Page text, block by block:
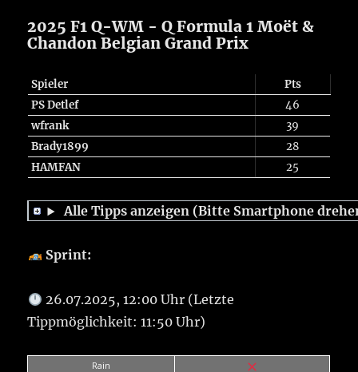
2025 F1 Q-WM - Q Formula 1 Moët &
Chandon Belgian Grand Prix
Spieler
Pts
PS Detlef
46
wfrank
39
Brady1899
28
HAMFAN
25
Alle Tipps anzeigen (Bitte Smartphone
Sprint:
26.07.2025, 12:00 Uhr (Letzte
Tippmöglichkeit: 11:50 Uhr)
Rain